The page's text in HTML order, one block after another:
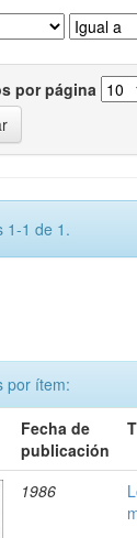
por página
1-1 de 1.
por ítem:
Fecha de
publicación
1986